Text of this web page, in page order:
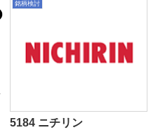
銘柄検討
5184 ニチリン